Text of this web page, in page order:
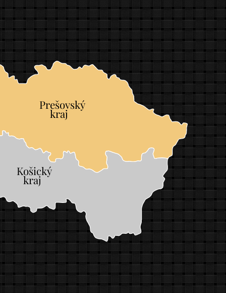
Košický
kraj
Prešovský
kraj